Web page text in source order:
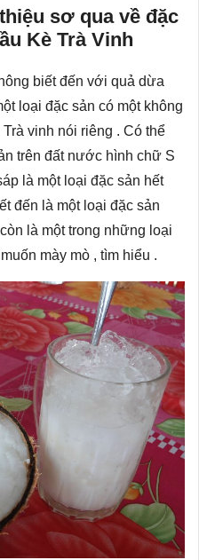
sơ qua về đặc
Kè Trà Vinh
biết đến với quả dừa
loại đặc sản có một không
vinh nói riêng . Có thể
trên đất nước hình chữ S
là một loại đặc sản hết
đến là một loại đặc sản
là một trong những loại
mày mò , tìm hiểu .